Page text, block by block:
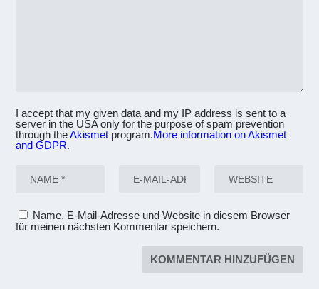
I accept that my given data and my IP address is sent to a
server in the USA only for the purpose of spam prevention
through theAkismet program.More information on Akismet
and GDPR.
Name, E-Mail-Adresse und Website in diesem Browser
für meinen nächsten Kommentar speichern.